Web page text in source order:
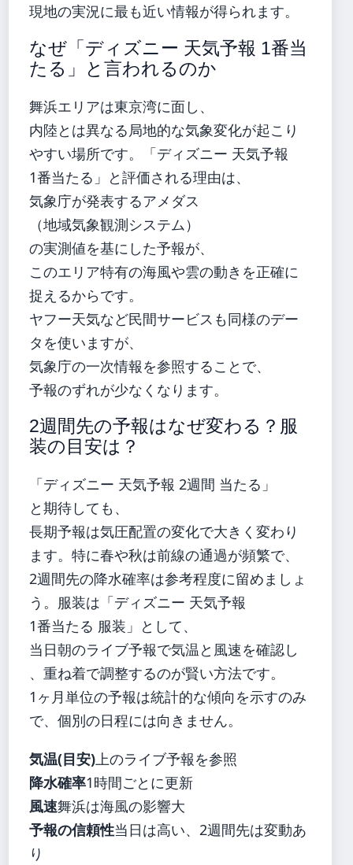
現地の実況に最も近い情報が得られます。
なぜ「ディズニー 天気予報 1番当
たる」と言われるのか
舞浜エリアは東京湾に面し、
内陸とは異なる局地的な気象変化が起こり
やすい場所です。「ディズニー 天気予報
1番当たる」と評価される理由は、
気象庁が発表するアメダス
（地域気象観測システム）
の実測値を基にした予報が、
このエリア特有の海風や雲の動きを正確に
捉えるからです。
ヤフー天気など民間サービスも同様のデー
タを使いますが、
気象庁の一次情報を参照することで、
予報のずれが少なくなります。
2週間先の予報はなぜ変わる？服
装の目安は？
「ディズニー 天気予報 2週間 当たる」
と期待しても、
長期予報は気圧配置の変化で大きく変わり
ます。特に春や秋は前線の通過が頻繁で、
2週間先の降水確率は参考程度に留めましょ
う。服装は「ディズニー 天気予報
1番当たる 服装」として、
当日朝のライブ予報で気温と風速を確認し
、重ね着で調整するのが賢い方法です。
1ヶ月単位の予報は統計的な傾向を示すのみ
で、個別の日程には向きません。
気温(目安)上のライブ予報を参照
降水確率1時間ごとに更新
風速舞浜は海風の影響大
予報の信頼性当日は高い、2週間先は変動あ
り